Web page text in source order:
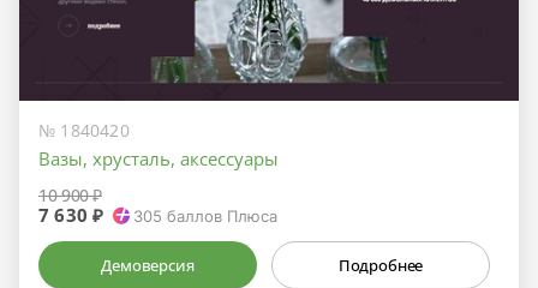
№ 1840420
Вазы, хрусталь, аксессуары
10 900 ₽
7 630 ₽ 305 баллов Плюса
Демоверсия Подробнее